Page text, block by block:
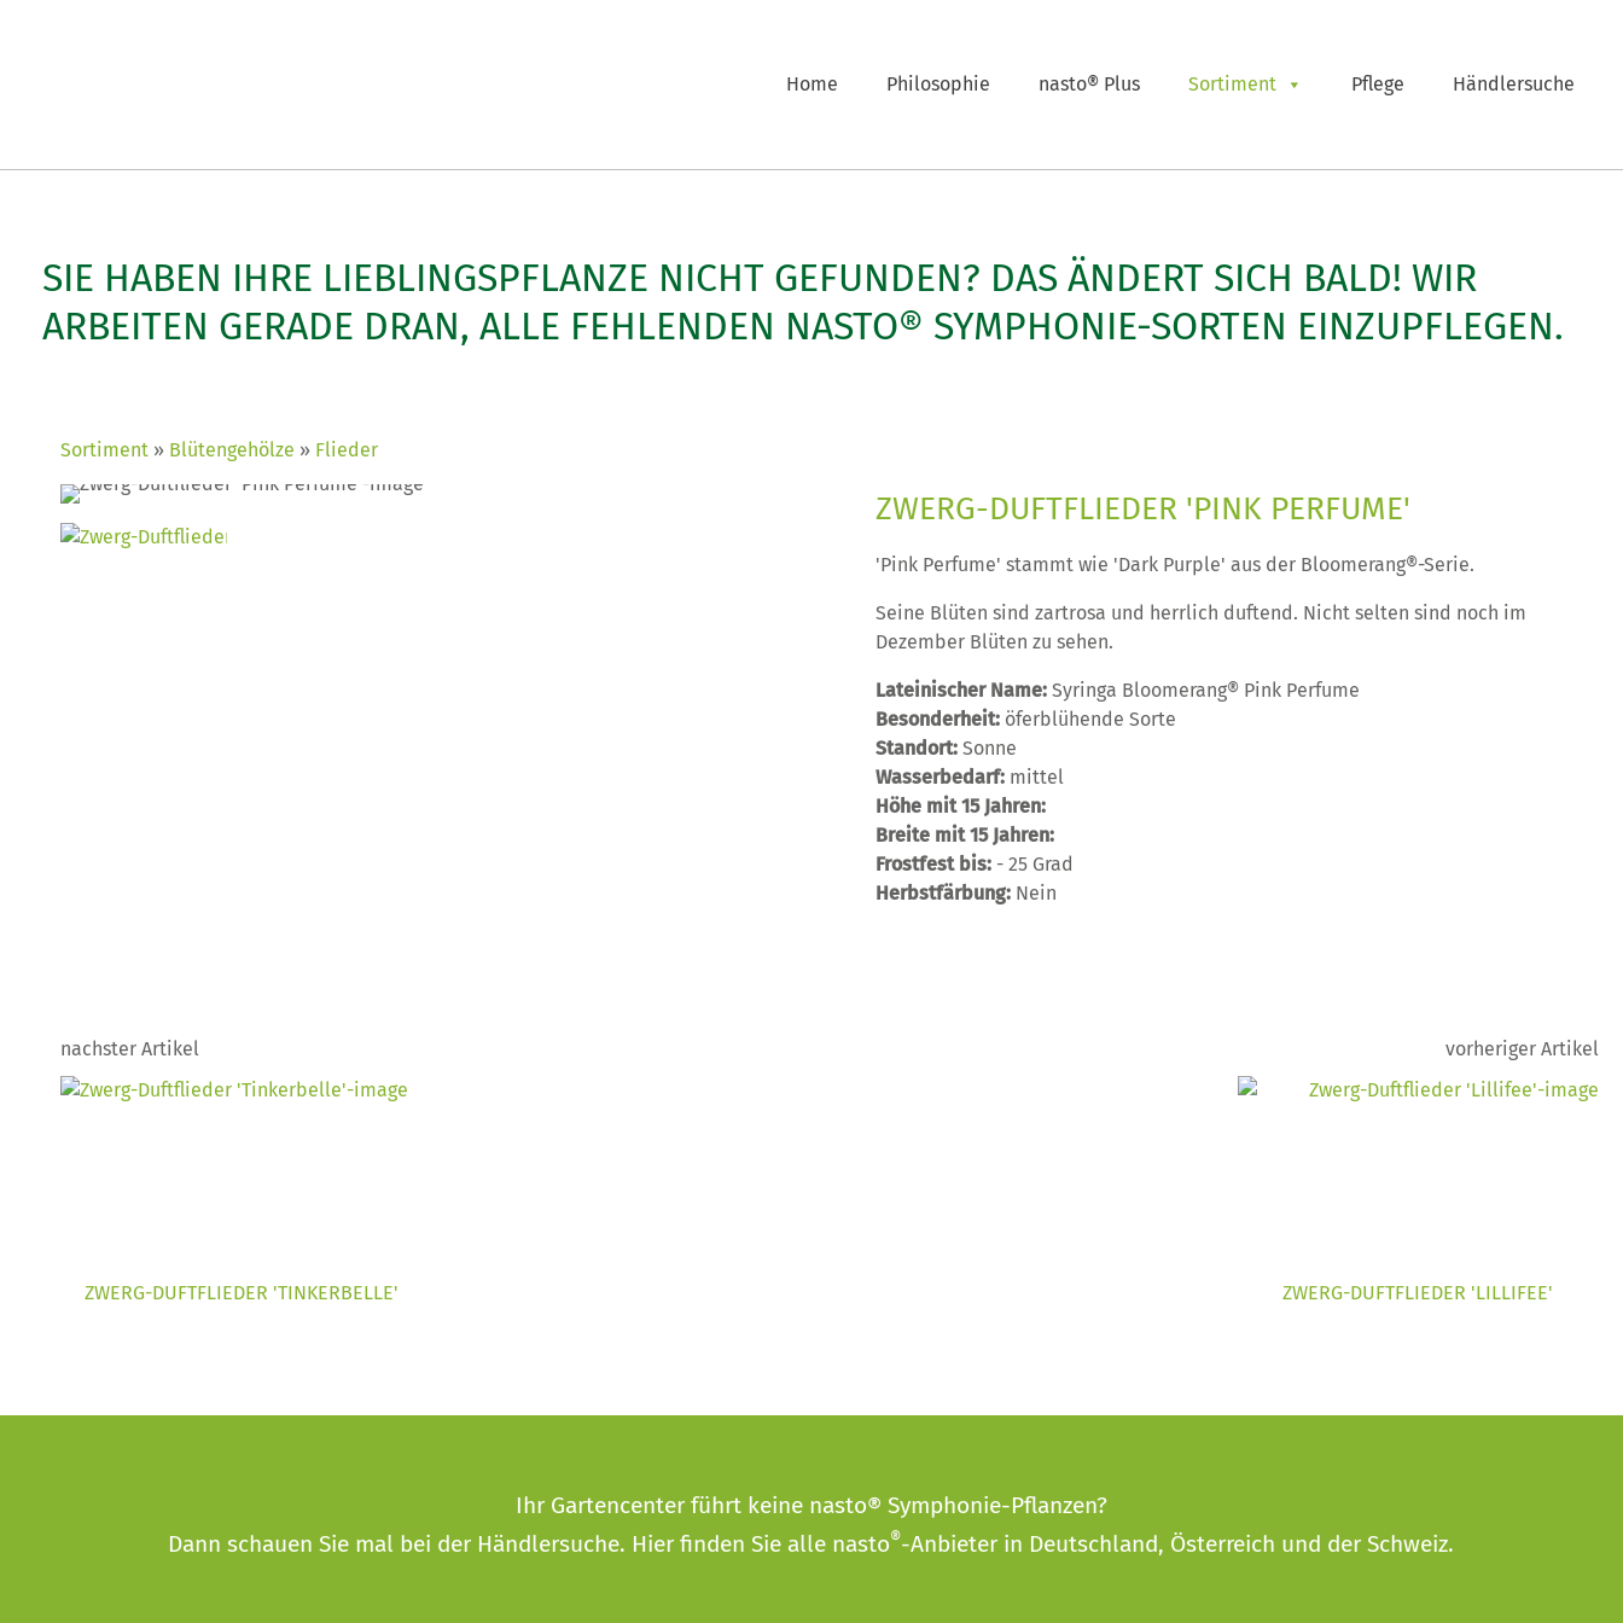
Home Philosophie nasto® Plus Sortiment Pflege Händlersuche
SIE HABEN IHRE LIEBLINGSPFLANZE NICHT GEFUNDEN? DAS ÄNDERT SICH BALD! WIR
ARBEITEN GERADE DRAN, ALLE FEHLENDEN NASTO® SYMPHONIE-SORTEN EINZUPFLEGEN.
Sortiment Blütengehölze Flieder
ZWERG-DUFTFLIEDER 'PINK PERFUME'
'Pink Perfume' stammt wie 'Dark Purple' aus der Bloomerang®-Serie.
Seine Blüten sind zartrosa und herrlich duftend. Nicht selten sind noch im
Dezember Blüten zu sehen.
Lateinischer Name:Syringa Bloomerang® Pink Perfume
Besonderheit: öferblühende Sorte
Standort:Sonne
Wasserbedarf: mittel
Höhe mit 15 Jahren:
Breite mit 15 Jahren:
Frostfest bis: - 25 Grad
Herbstfärbung: Nein
nachster Artikel
ZWERG-DUFTFLIEDER 'TINKERBELLE'
vorheriger Artikel
ZWERG-DUFTFLIEDER 'LILLIFEE'
Ihr Gartencenter führt keine nasto® Symphonie-Pflanzen?
Dann schauen Sie mal bei der Händlersuche. Hier finden Sie alle nasto®-Anbieter in Deutschland, Österreich und der Schweiz.